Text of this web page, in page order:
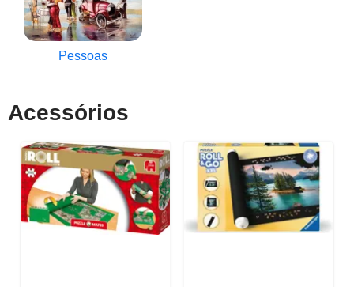
Pessoas
Acessórios